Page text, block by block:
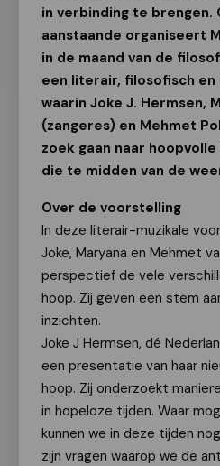
in verbinding te brengen.
aanstaande organiseert
in de maand van de
een literair, filosofisch en
waarin Joke J. Hermsen,
(zangeres) en Mehmet
zoek gaan naar
die te midden van de
Over de voorstelling
In deze literair-muzikale
Joke, Maryana en Mehmet
perspectief de vele
hoop. Zij geven een stem
inzichten.
Joke J Hermsen, dé
een presentatie van haar
hoop. Zij onderzoekt
in hopeloze tijden. Waar
kunnen we in deze tijden
zijn vragen waarop we de